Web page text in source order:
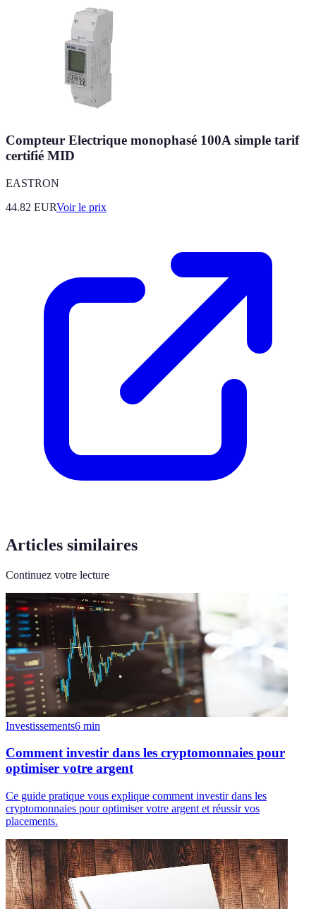
Compteur Electrique monophasé 100A simple tarif
certifié MID
EASTRON
44.82 EURVoir le prix
Articles similaires
Continuez votre lecture
Investissements6 min
Comment investir dans les cryptomonnaies pour
optimiser votre argent
Ce guide pratique vous explique comment investir dans les
cryptomonnaies pour optimiser votre argent et réussir vos
placements.